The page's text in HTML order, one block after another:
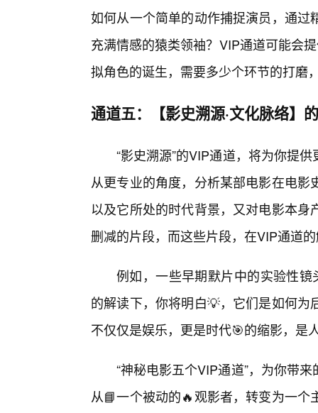
如何从一个简单的动作捕捉演员，通
充满情感的猿类领袖？VIP通道可能会
拟角色的诞生，需要多少个环节的打磨
通道五：【影史溯源·文化脉络】
“影史溯源”的VIP通道，将为你提
从更专业的角度，分析某部电影在电
以及它所处的时代背景，又对电影本
删减的片段，而这些片段，在VIP通道
例如，一些早期默片中的实验性
的解读下，你将明白💡，它们是如何
不仅仅是娱乐，更是时代🎯的缩影，是
“神秘电影五个VIP通道”，为你带
从📘一个被动的🔥观影者，转变为一